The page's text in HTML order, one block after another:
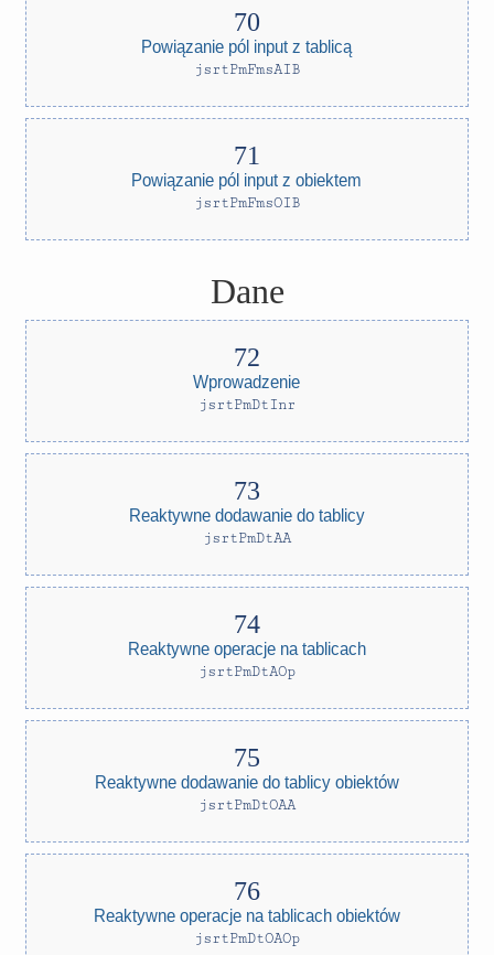
Powiązanie pól input z tablicą
jsrtPmFmsAIB
Powiązanie pól input z obiektem
jsrtPmFmsOIB
Dane
Wprowadzenie
jsrtPmDtInr
Reaktywne dodawanie do tablicy
jsrtPmDtAA
Reaktywne operacje na tablicach
jsrtPmDtAOp
Reaktywne dodawanie do tablicy obiektów
jsrtPmDtOAA
Reaktywne operacje na tablicach obiektów
jsrtPmDtOAOp